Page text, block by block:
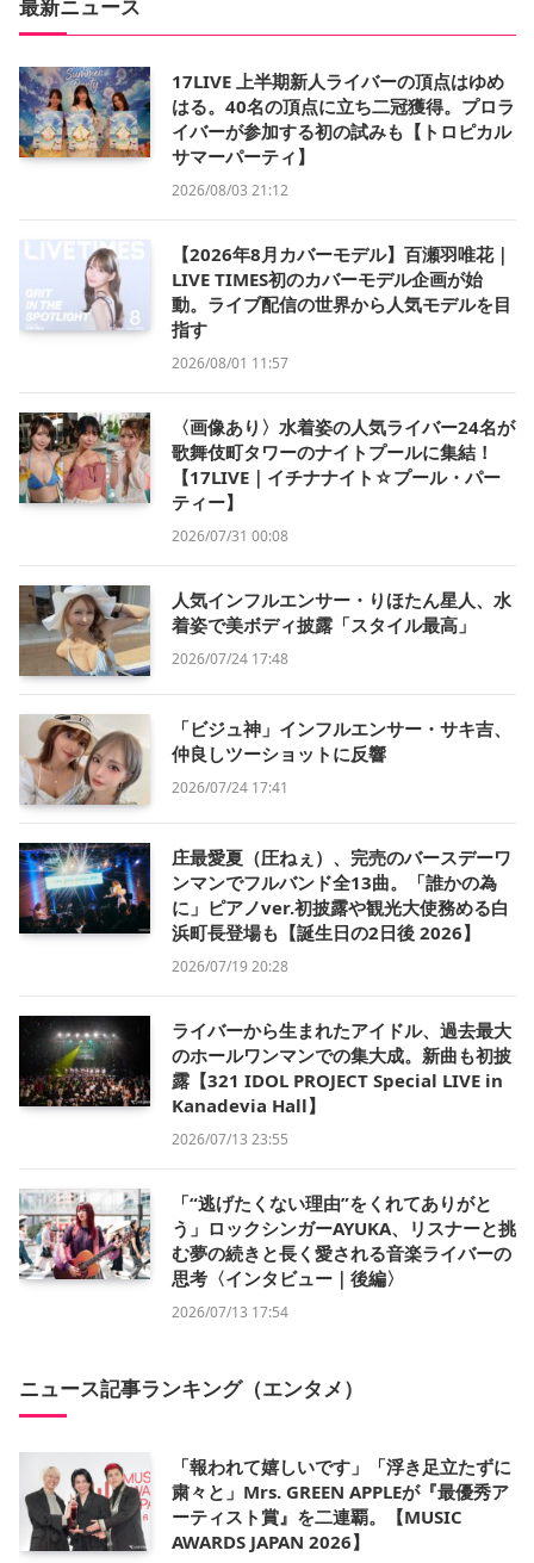
最新ニュース
17LIVE 上半期新人ライバーの頂点はゆめ
はる。40名の頂点に立ち二冠獲得。プロラ
イバーが参加する初の試みも【トロピカル
サマーパーティ】
2026/08/03 21:12
【2026年8月カバーモデル】百瀬羽唯花｜
LIVE TIMES初のカバーモデル企画が始
動。ライブ配信の世界から人気モデルを目
指す
2026/08/01 11:57
〈画像あり〉水着姿の人気ライバー24名が
歌舞伎町タワーのナイトプールに集結！
【17LIVE｜イチナナイト☆プール・パー
ティー】
2026/07/31 00:08
人気インフルエンサー・りほたん星人、水
着姿で美ボディ披露「スタイル最高」
2026/07/24 17:48
「ビジュ神」インフルエンサー・サキ吉、
仲良しツーショットに反響
2026/07/24 17:41
庄最愛夏（圧ねぇ）、完売のバースデーワ
ンマンでフルバンド全13曲。「誰かの為
に」ピアノver.初披露や観光大使務める白
浜町長登場も【誕生日の2日後 2026】
2026/07/19 20:28
ライバーから生まれたアイドル、過去最大
のホールワンマンでの集大成。新曲も初披
露【321 IDOL PROJECT Special LIVE in
Kanadevia Hall】
2026/07/13 23:55
「“逃げたくない理由”をくれてありがと
う」ロックシンガーAYUKA、リスナーと挑
む夢の続きと長く愛される音楽ライバーの
思考〈インタビュー｜後編〉
2026/07/13 17:54
ニュース記事ランキング（エンタメ）
「報われて嬉しいです」「浮き足立たずに
粛々と」Mrs. GREEN APPLEが『最優秀ア
ーティスト賞』を二連覇。【MUSIC
AWARDS JAPAN 2026】